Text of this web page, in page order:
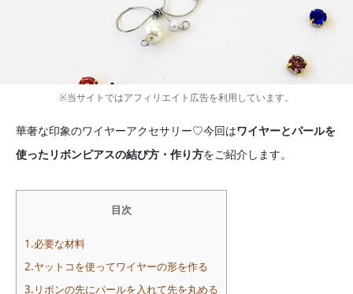
※当サイトではアフィリエイト広告を利用しています。
華奢な印象のワイヤーアクセサリー♡今回はワイヤーとパールを
使ったリボンピアスの結び方・作り方をご紹介します。
目次
1.必要な材料
2.ヤットコを使ってワイヤーの形を作る
3.リボンの先にパールを入れて先を丸める